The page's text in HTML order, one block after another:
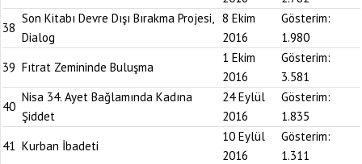
38
Son Kitabı Devre Dışı Bırakma Projesi,
Dialog
8 Ekim
2016
Gösterim:
1.980
39 Fıtrat Zemininde Buluşma
1 Ekim
2016
Gösterim:
3.581
40
Nisa 34. Ayet Bağlamında Kadına
Şiddet
24 Eylül
2016
Gösterim:
1.835
41 Kurban İbadeti
10 Eylül
2016
Gösterim:
1.311